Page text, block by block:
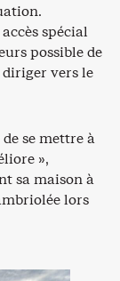
spécial
possible de
vers le
se mettre à
»,
sa maison à
lors